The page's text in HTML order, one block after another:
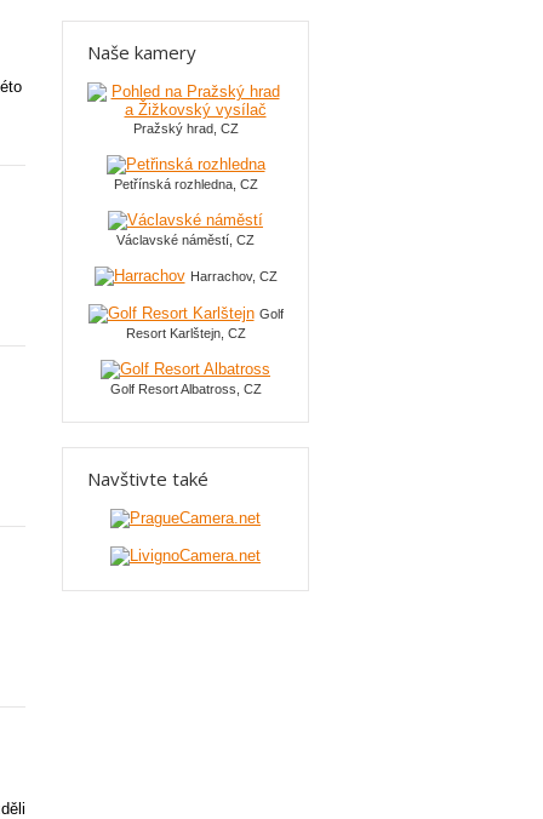
Naše kamery
Pražský hrad, CZ
Petřínská rozhledna, CZ
Václavské náměstí, CZ
Harrachov, CZ
Golf
Resort Karlštejn, CZ
Golf Resort Albatross, CZ
Navštivte také